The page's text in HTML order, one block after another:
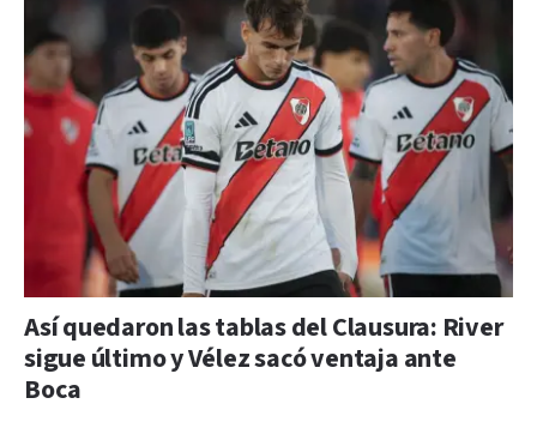
Así quedaron las tablas del Clausura: River
sigue último y Vélez sacó ventaja ante
Boca